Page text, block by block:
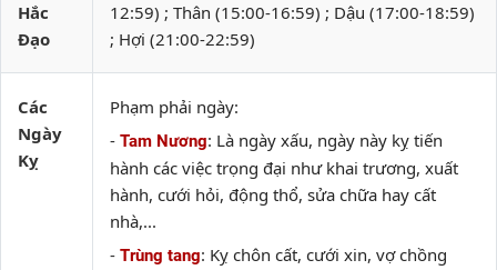
Hắc
Đạo
12:59) ; Thân (15:00-16:59) ; Dậu (17:00-18:59)
; Hợi (21:00-22:59)
Các
Ngày
Kỵ
Phạm phải ngày:
- Tam Nương: Là ngày xấu, ngày này kỵ tiến
hành các việc trọng đại như khai trương, xuất
hành, cưới hỏi, động thổ, sửa chữa hay cất
nhà,...
- Trùng tang: Kỵ chôn cất, cưới xin, vợ chồng